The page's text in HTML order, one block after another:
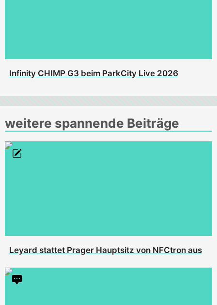
Infinity CHIMP G3 beim ParkCity Live 2026
weitere spannende Beiträge
Leyard stattet Prager Hauptsitz von NFCtron aus